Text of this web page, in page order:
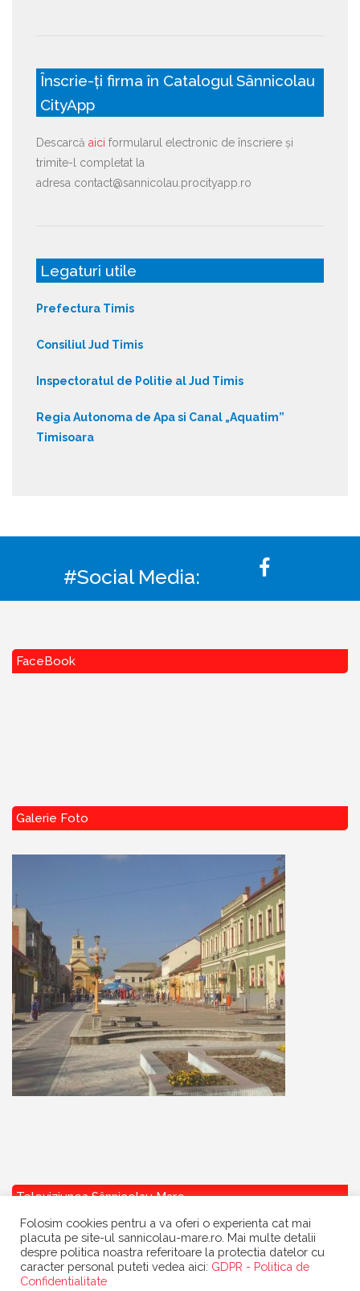
Înscrie-ți firma în Catalogul Sânnicolau
CityApp
Descarcă aici formularul electronic de înscriere și
trimite-l completat la
adresa contact@sannicolau.procityapp.ro
Legaturi utile
Prefectura Timis
Consiliul Jud Timis
Inspectoratul de Politie al Jud Timis
Regia Autonoma de Apa si Canal „Aquatim”
Timisoara
#Social Media:
FaceBook
Galerie Foto
Televiziunea Sânnicolau Mare
Folosim cookies pentru a va oferi o experienta cat mai
placuta pe site-ul sannicolau-mare.ro. Mai multe detalii
despre politica noastra referitoare la protectia datelor cu
caracter personal puteti vedea aici: GDPR - Politica de
Confidentialitate